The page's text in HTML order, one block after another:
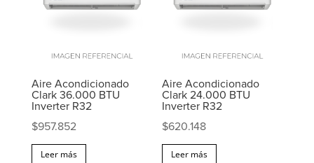
Aire Acondicionado
Clark 36.000 BTU
Inverter R32
$957.852
Leer más
Aire Acondicionado
Clark 24.000 BTU
Inverter R32
$620.148
Leer más